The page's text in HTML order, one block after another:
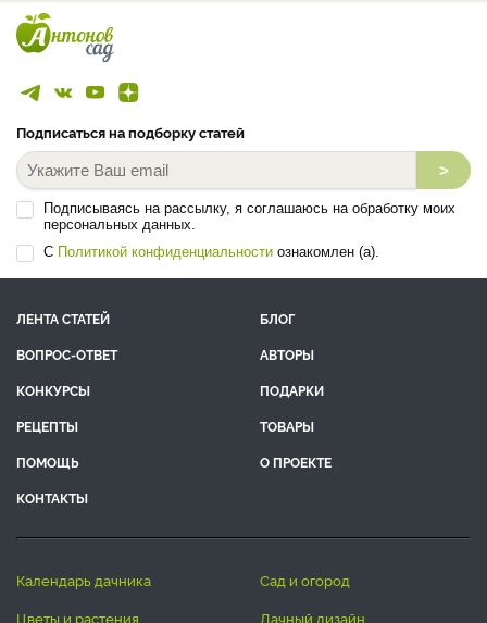
Подписаться на подборку статей
>
Подписываясь на рассылку, я соглашаюсь на обработку моих
персональных данных.
С Политикой конфиденциальности ознакомлен (а).
ЛЕНТА СТАТЕЙ
БЛОГ
ВОПРОС-ОТВЕТ
АВТОРЫ
КОНКУРСЫ
ПОДАРКИ
РЕЦЕПТЫ
ТОВАРЫ
ПОМОЩЬ
О ПРОЕКТЕ
КОНТАКТЫ
календарь дачника
сад и огород
цветы и растения
дачный дизайн